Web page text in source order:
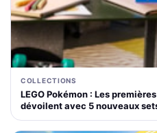
COLLECTIONS
LEGO Pokémon : Les
dévoilent avec 5 nouveaux